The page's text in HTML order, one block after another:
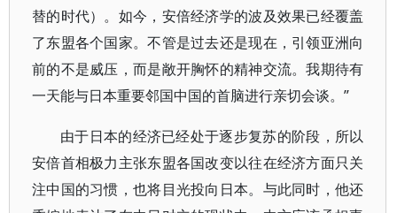
替的时代）。如今，安倍经济学的波及效果已经覆盖
了东盟各个国家。不管是过去还是现在，引领亚洲向
前的不是威压，而是敞开胸怀的精神交流。我期待有
一天能与日本重要邻国中国的首脑进行亲切会谈。”
由于日本的经济已经处于逐步复苏的阶段，所以
安倍首相极力主张东盟各国改变以往在经济方面只关
注中国的习惯，也将目光投向日本。与此同时，他还